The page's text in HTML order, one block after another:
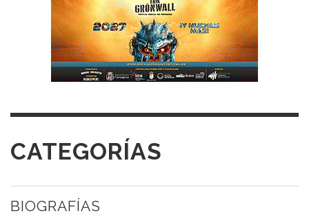
CATEGORÍAS
BIOGRAFÍAS